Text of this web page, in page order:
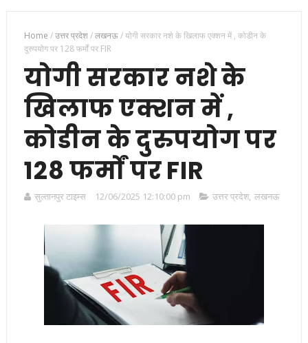
Home /उत्तर प्रदेश/लखनऊ/योगी सरकार नशे के खिलाफ एक्शन में , कोडीन के
दुरुपयोग पर 128 फर्मों पर FIR
योगी सरकार नशे के
खिलाफ एक्शन में ,
कोडीन के दुरुपयोग पर
128 फर्मों पर FIR
सुल्तानपुर टाइम्स 12/06/2025 12:10:00 pm उत्तर प्रदेश, लखनऊ